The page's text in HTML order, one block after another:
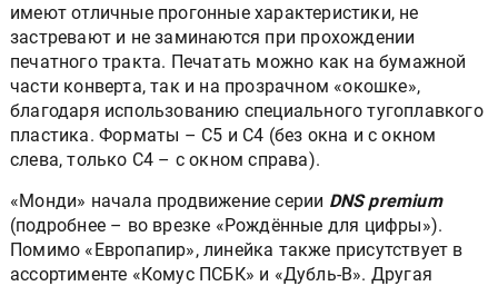
имеют отличные прогонные характеристики, не
застревают и не заминаются при прохождении
печатного тракта. Печатать можно как на бумажной
части конверта, так и на прозрачном «окошке»,
благодаря использованию специального тугоплавкого
пластика. Форматы – C5 и C4 (без окна и с окном
слева, только C4 – с окном справа).
«Монди» начала продвижение серии DNS premium
(подробнее – во врезке «Рождённые для цифры»).
Помимо «Европапир», линейка также присутствует в
ассортименте «Комус ПСБК» и «Дубль-В». Другая